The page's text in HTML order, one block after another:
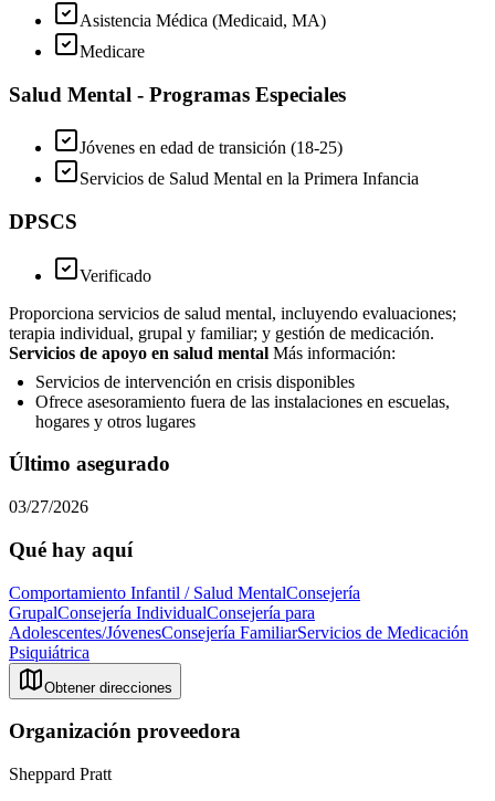
Asistencia Médica (Medicaid, MA)
Medicare
Salud Mental - Programas Especiales
Jóvenes en edad de transición (18-25)
Servicios de Salud Mental en la Primera Infancia
DPSCS
Verificado
Proporciona servicios de salud mental, incluyendo evaluaciones;
terapia individual, grupal y familiar; y gestión de medicación.
Servicios de apoyo en salud mental Más información:
Servicios de intervención en crisis disponibles
Ofrece asesoramiento fuera de las instalaciones en escuelas,
hogares y otros lugares
Último asegurado
03/27/2026
Qué hay aquí
Comportamiento Infantil / Salud MentalConsejería
GrupalConsejería IndividualConsejería para
Adolescentes/JóvenesConsejería FamiliarServicios de Medicación
Psiquiátrica
Obtener direcciones
Organización proveedora
Sheppard Pratt